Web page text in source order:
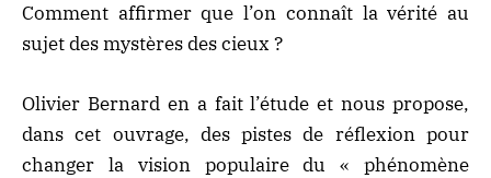
Comment affirmer que l’on connaît la vérité au
sujet des mystères des cieux ?
Olivier Bernard en a fait l’étude et nous propose,
dans cet ouvrage, des pistes de réflexion pour
changer la vision populaire du « phénomène